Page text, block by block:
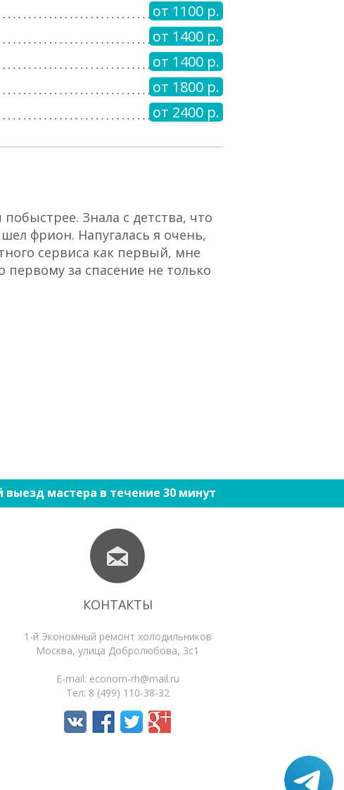
от 1100 р.
от 1400 р.
от 1400 р.
от 1800 р.
от 2400 р.
Знала с детства, что
фрион. Напугалась я очень,
сервиса как первый, мне
первому за спасение не только
выезд мастера в течение 30 минут
КОНТАКТЫ
1-й Экономный ремонт холодильников
Москва, улица Добролюбова, 3с1
E-mail: econom-rh@mail.ru
Тел: 8 (499) 110-38-32